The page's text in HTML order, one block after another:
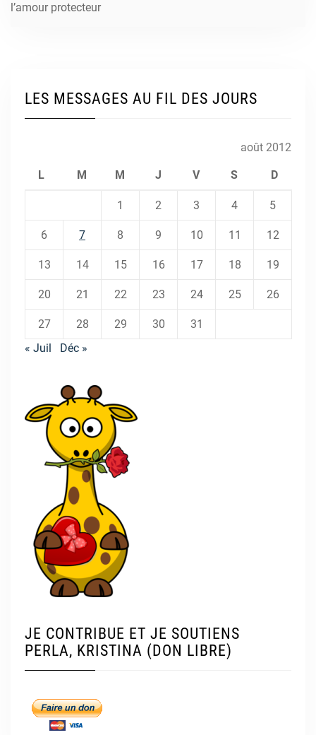
l’amour protecteur
LES MESSAGES AU FIL DES JOURS
août 2012
L M M J V S D
1 2 3 4 5
6 7 8 9 10 11 12
13 14 15 16 17 18 19
20 21 22 23 24 25 26
27 28 29 30
31
« Juil
Déc »
JE CONTRIBUE ET JE SOUTIENS
PERLA, KRISTINA (DON LIBRE)